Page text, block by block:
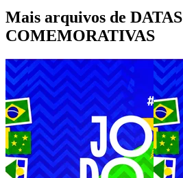
Mais arquivos de DATAS
COMEMORATIVAS